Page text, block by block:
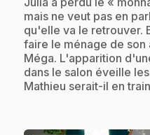
mais ne veut pas en
qu'elle va le retrouver.
faire le ménage de
Méga. L'apparition
dans le salon éveille
Mathieu serait-il en